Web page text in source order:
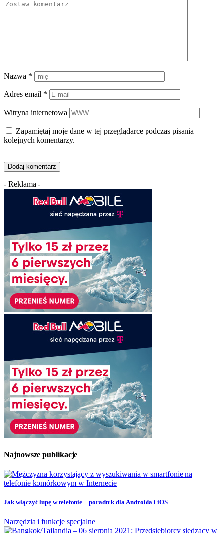
Nazwa *
Adres email *
Witryna internetowa
Zapamiętaj moje dane w tej przeglądarce podczas pisania
kolejnych komentarzy.
- Reklama -
Najnowsze publikacje
Jak włączyć lupę w telefonie – poradnik dla Androida i iOS
Narzędzia i funkcje specjalne